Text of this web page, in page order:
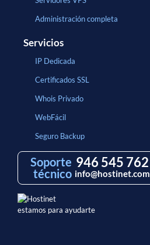
Administración completa
Servicios
IP Dedicada
Certificados SSL
Whois Privado
WebFácil
Seguro Backup
Soporte
técnico
946 545 762
info@hostinet.com
estamos para ayudarte